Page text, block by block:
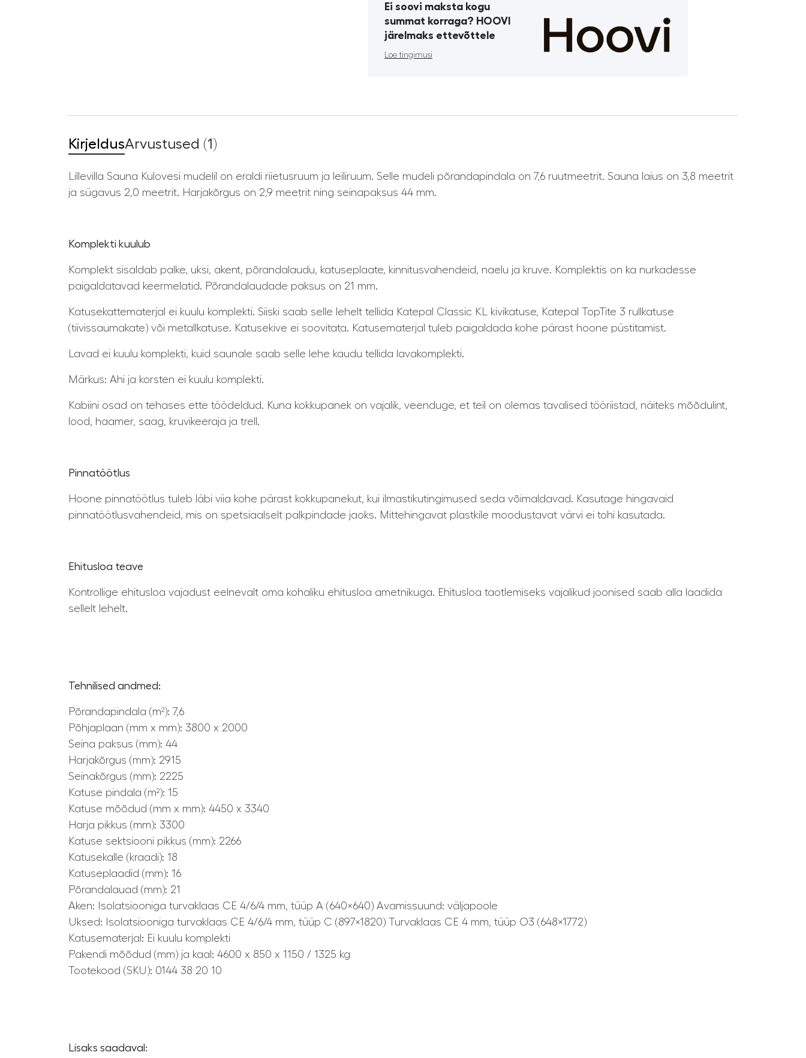
Ei soovi maksta kogu
summat korraga? HOOVI
järelmaks ettevõttele
Loe tingimusi
KirjeldusArvustused (1)
Lillevilla Sauna Kulovesi mudelil on eraldi riietusruum ja leiliruum. Selle mudeli põrandapindala on 7,6 ruutmeetrit. Sauna laius on 3,8 meetrit
ja sügavus 2,0 meetrit. Harjakõrgus on 2,9 meetrit ning seinapaksus 44 mm.
Komplekti kuulub
Komplekt sisaldab palke, uksi, akent, põrandalaudu, katuseplaate, kinnitusvahendeid, naelu ja kruve. Komplektis on ka nurkadesse
paigaldatavad keermelatid. Põrandalaudade paksus on 21 mm.
Katusekattematerjal ei kuulu komplekti. Siiski saab selle lehelt tellida Katepal Classic KL kivikatuse, Katepal TopTite 3 rullkatuse
(tiivissaumakate) või metallkatuse. Katusekive ei soovitata. Katusematerjal tuleb paigaldada kohe pärast hoone püstitamist.
Lavad ei kuulu komplekti, kuid saunale saab selle lehe kaudu tellida lavakomplekti.
Märkus: Ahi ja korsten ei kuulu komplekti.
Kabiini osad on tehases ette töödeldud. Kuna kokkupanek on vajalik, veenduge, et teil on olemas tavalised tööriistad, näiteks mõõdulint,
lood, haamer, saag, kruvikeeraja ja trell.
Pinnatöötlus
Hoone pinnatöötlus tuleb läbi viia kohe pärast kokkupanekut, kui ilmastikutingimused seda võimaldavad. Kasutage hingavaid
pinnatöötlusvahendeid, mis on spetsiaalselt palkpindade jaoks. Mittehingavat plastkile moodustavat värvi ei tohi kasutada.
Ehitusloa teave
Kontrollige ehitusloa vajadust eelnevalt oma kohaliku ehitusloa ametnikuga. Ehitusloa taotlemiseks vajalikud joonised saab alla laadida
sellelt lehelt.
Tehnilised andmed:
Põrandapindala (m²): 7,6
Põhjaplaan (mm x mm): 3800 x 2000
Seina paksus (mm): 44
Harjakõrgus (mm): 2915
Seinakõrgus (mm): 2225
Katuse pindala (m²): 15
Katuse mõõdud (mm x mm): 4450 x 3340
Harja pikkus (mm): 3300
Katuse sektsiooni pikkus (mm): 2266
Katusekalle (kraadi): 18
Katuseplaadid (mm): 16
Põrandalauad (mm): 21
Aken: Isolatsiooniga turvaklaas CE 4/6/4 mm, tüüp A (640×640) Avamissuund: väljapoole
Uksed: Isolatsiooniga turvaklaas CE 4/6/4 mm, tüüp C (897×1820) Turvaklaas CE 4 mm, tüüp O3 (648×1772)
Katusematerjal: Ei kuulu komplekti
Pakendi mõõdud (mm) ja kaal: 4600 x 850 x 1150 / 1325 kg
Tootekood (SKU): 0144 38 20 10
Lisaks saadaval: